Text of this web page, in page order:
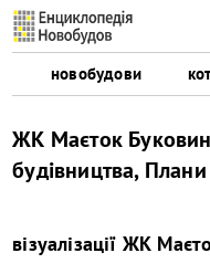
новобудови
ЖК Маєток
будівництва, Плани
візуалізації ЖК